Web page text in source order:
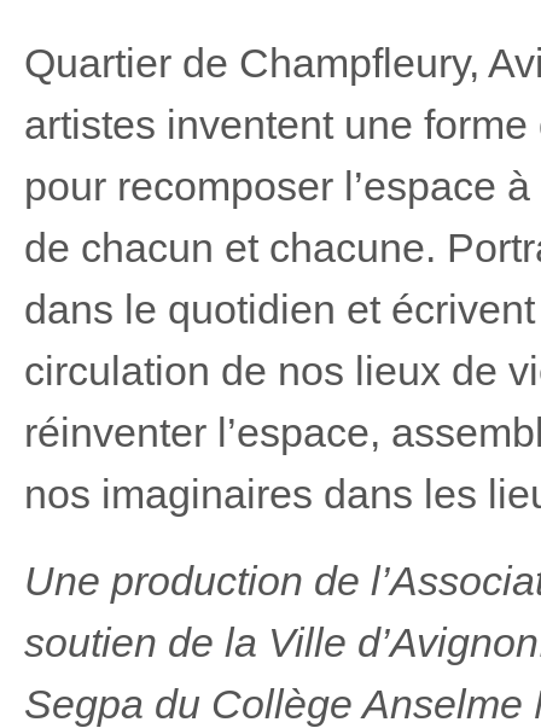
Quartier de Champfleury,
artistes inventent une
pour recomposer l’espace
de chacun et chacune.
dans le quotidien et
circulation de nos lieux de
réinventer l’espace,
nos imaginaires dans les
Une production de
soutien de la Ville
Segpa du Collège Anselme